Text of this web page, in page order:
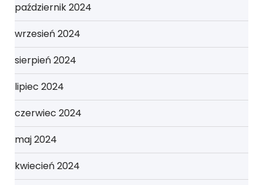
październik 2024
wrzesień 2024
sierpień 2024
lipiec 2024
czerwiec 2024
maj 2024
kwiecień 2024